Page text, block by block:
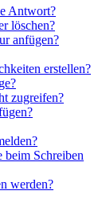
Antwort?
löschen?
anfügen?
erstellen?
zugreifen?
beim Schreiben
werden?